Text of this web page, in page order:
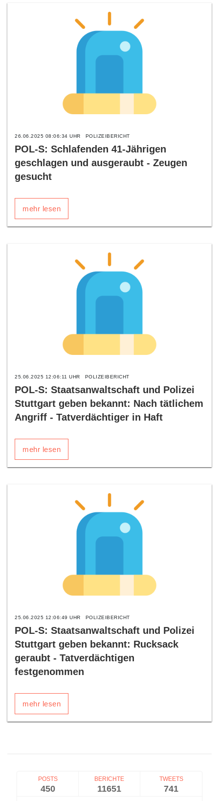
26.06.2025 08:06:34 UHR POLIZEIBERICHT
POL-S: Schlafenden 41-Jährigen
geschlagen und ausgeraubt - Zeugen
gesucht
mehr lesen
25.06.2025 12:06:11 UHR POLIZEIBERICHT
POL-S: Staatsanwaltschaft und Polizei
Stuttgart geben bekannt: Nach tätlichem
Angriff - Tatverdächtiger in Haft
mehr lesen
25.06.2025 12:06:49 UHR POLIZEIBERICHT
POL-S: Staatsanwaltschaft und Polizei
Stuttgart geben bekannt: Rucksack
geraubt - Tatverdächtigen
festgenommen
mehr lesen
POSTS
450
BERICHTE
11651
TWEETS
741